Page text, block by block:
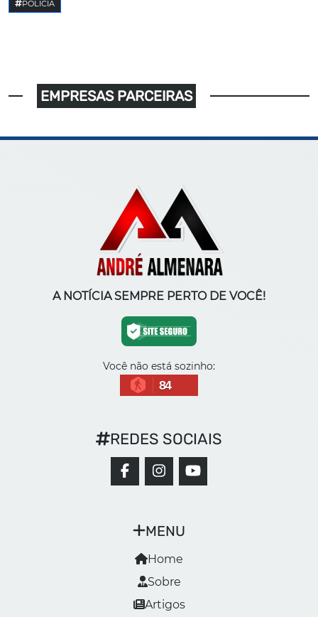
POLICIA
EMPRESAS PARCEIRAS
A NOTÍCIA SEMPRE PERTO DE VOCÊ!
Você não está sozinho:
84
MENU
Home
Sobre
Artigos
REDES SOCIAIS